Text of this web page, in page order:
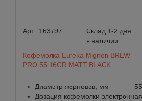
Арт.: 163797
Склад 1-2 дня:
в наличии
Кофемолка Eureka Mignon BREW
PRO 55 16CR MATT BLACK
Диаметр жерновов, мм
55
Дозация кофемолки электронная